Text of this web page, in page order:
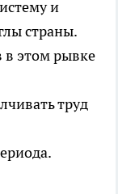
и
страны.
в этом рывке
труд